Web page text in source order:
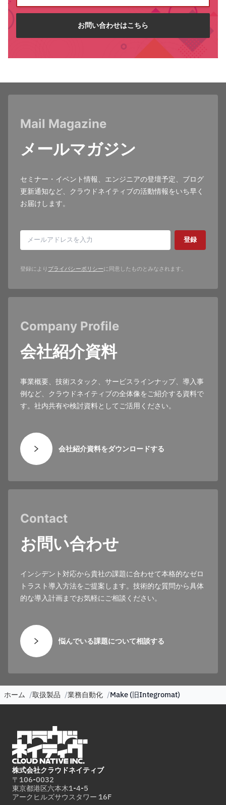
お問い合わせはこちら
Mail Magazine
メールマガジン
セミナー・イベント情報、エンジニアの登壇予定、ブログ
更新通知など、クラウドネイティブの活動情報をいち早く
お届けします。
登録
登録により プライバシーポリシーに同意したものとみなされます。
Company Profile
会社紹介資料
事業概要、技術スタック、サービスラインナップ、導入事
例など、クラウドネイティブの全体像をご紹介する資料で
す。社内共有や検討資料としてご活用ください。
会社紹介資料をダウンロードする
Contact
お問い合わせ
インシデント対応から貴社の課題に合わせて本格的なゼロ
トラスト導入方法をご提案します。技術的な質問から具体
的な導入計画までお気軽にご相談ください。
悩んでいる課題について相談する
ホーム 取扱製品 業務自動化 Make (旧Integromat)
株式会社クラウドネイティブ
〒106-0032
東京都港区六本木1-4-5
アークヒルズサウスタワー 16F